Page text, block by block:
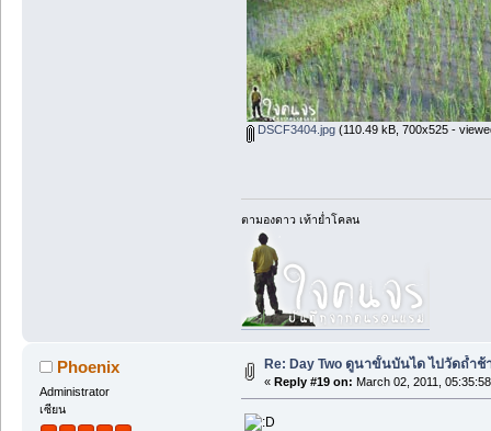
DSCF3404.jpg(110.49 kB, 700x525 -
ตามองดาว เท้าย่ำโคลน
Phoenix
Administrator
เซียน
Re: Day Two ดูนาขั้นบันได ไปวัดถ้ำ
« Reply #19 on: March 02, 2011,